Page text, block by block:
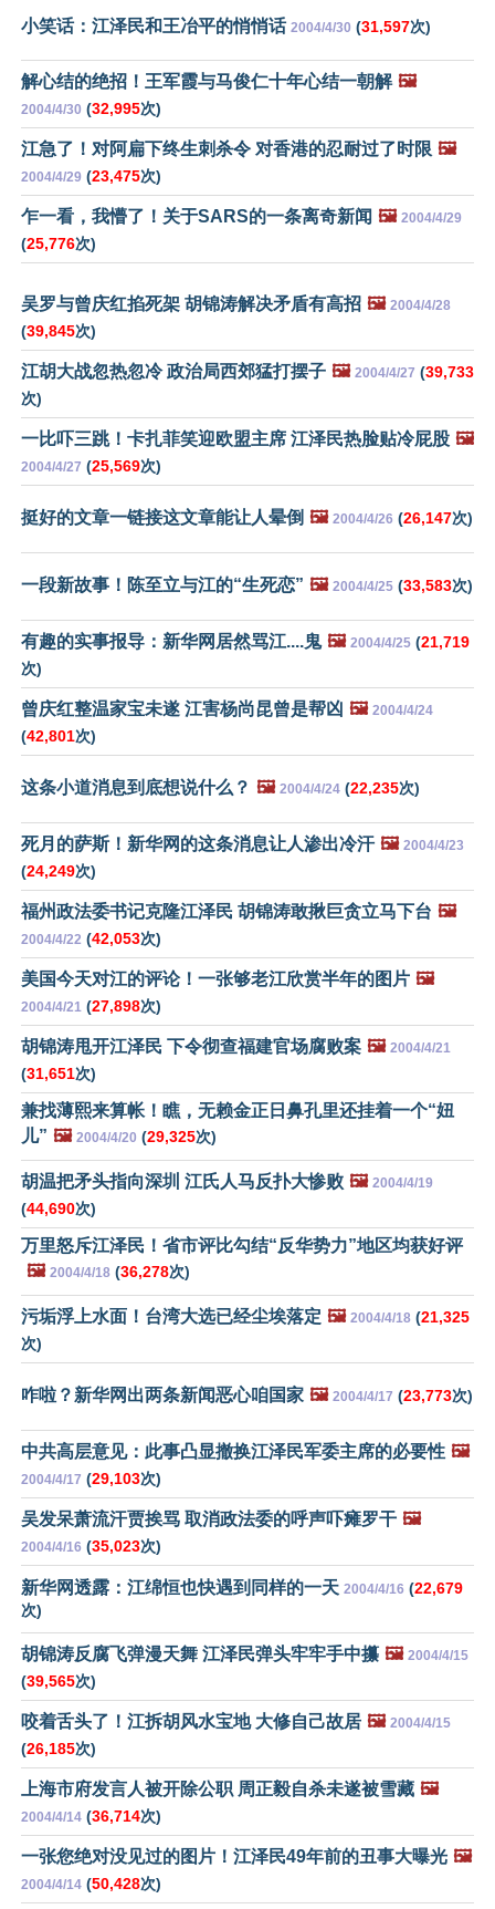
小笑话：江泽民和王冶平的悄悄话 2004/4/30 (31,597次)
解心结的绝招！王军霞与马俊仁十年心结一朝解 🖼️
2004/4/30 (32,995次)
江急了！对阿扁下终生刺杀令 对香港的忍耐过了时限 🖼️
2004/4/29 (23,475次)
乍一看，我懵了！关于SARS的一条离奇新闻 🖼️ 2004/4/29
(25,776次)
吴罗与曾庆红掐死架 胡锦涛解决矛盾有高招 🖼️ 2004/4/28
(39,845次)
江胡大战忽热忽冷 政治局西郊猛打摆子 🖼️ 2004/4/27 (39,733
次)
一比吓三跳！卡扎菲笑迎欧盟主席 江泽民热脸贴冷屁股 🖼️
2004/4/27 (25,569次)
挺好的文章一链接这文章能让人晕倒 🖼️ 2004/4/26 (26,147次)
一段新故事！陈至立与江的“生死恋” 🖼️ 2004/4/25 (33,583次)
有趣的实事报导：新华网居然骂江....鬼 🖼️ 2004/4/25 (21,719
次)
曾庆红整温家宝未遂 江害杨尚昆曾是帮凶 🖼️ 2004/4/24
(42,801次)
这条小道消息到底想说什么？ 🖼️ 2004/4/24 (22,235次)
死月的萨斯！新华网的这条消息让人渗出冷汗 🖼️ 2004/4/23
(24,249次)
福州政法委书记克隆江泽民 胡锦涛敢揪巨贪立马下台 🖼️
2004/4/22 (42,053次)
美国今天对江的评论！一张够老江欣赏半年的图片 🖼️
2004/4/21 (27,898次)
胡锦涛甩开江泽民 下令彻查福建官场腐败案 🖼️ 2004/4/21
(31,651次)
兼找薄熙来算帐！瞧，无赖金正日鼻孔里还挂着一个“妞
儿” 🖼️ 2004/4/20 (29,325次)
胡温把矛头指向深圳 江氏人马反扑大惨败 🖼️ 2004/4/19
(44,690次)
万里怒斥江泽民！省市评比勾结“反华势力”地区均获好评
🖼️ 2004/4/18 (36,278次)
污垢浮上水面！台湾大选已经尘埃落定 🖼️ 2004/4/18 (21,325
次)
咋啦？新华网出两条新闻恶心咱国家 🖼️ 2004/4/17 (23,773次)
中共高层意见：此事凸显撤换江泽民军委主席的必要性 🖼️
2004/4/17 (29,103次)
吴发呆萧流汗贾挨骂 取消政法委的呼声吓瘫罗干 🖼️
2004/4/16 (35,023次)
新华网透露：江绵恒也快遇到同样的一天 2004/4/16 (22,679
次)
胡锦涛反腐飞弹漫天舞 江泽民弹头牢牢手中攥 🖼️ 2004/4/15
(39,565次)
咬着舌头了！江拆胡风水宝地 大修自己故居 🖼️ 2004/4/15
(26,185次)
上海市府发言人被开除公职 周正毅自杀未遂被雪藏 🖼️
2004/4/14 (36,714次)
一张您绝对没见过的图片！江泽民49年前的丑事大曝光 🖼️
2004/4/14 (50,428次)